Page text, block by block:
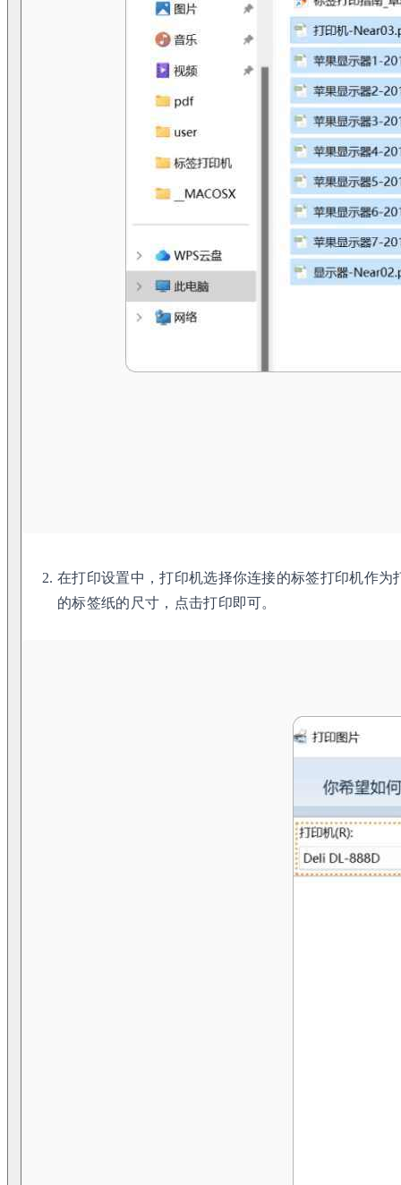
在打印设置中，打印机选择你连接的标签打印机作
的标签纸的尺寸，点击打印即可。